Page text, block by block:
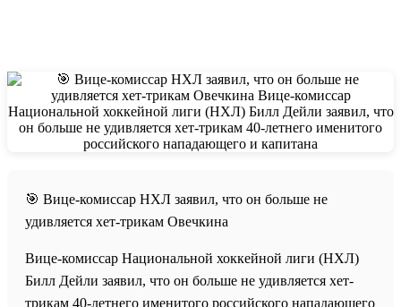
🎯 Вице-комиссар НХЛ заявил, что он больше не
удивляется хет-трикам Овечкина
Вице-комиссар Национальной хоккейной лиги (НХЛ)
Билл Дейли заявил, что он больше не удивляется хет-
трикам 40-летнего именитого российского нападающего